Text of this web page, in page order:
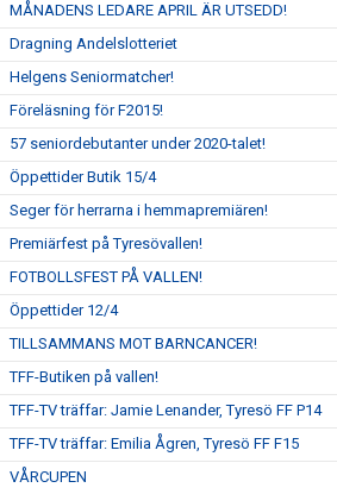
MÅNADENS LEDARE APRIL ÄR UTSEDD!
Dragning Andelslotteriet
Helgens Seniormatcher!
Föreläsning för F2015!
57 seniordebutanter under 2020-talet!
Öppettider Butik 15/4
Seger för herrarna i hemmapremiären!
Premiärfest på Tyresövallen!
FOTBOLLSFEST PÅ VALLEN!
Öppettider 12/4
TILLSAMMANS MOT BARNCANCER!
TFF-Butiken på vallen!
TFF-TV träffar: Jamie Lenander, Tyresö FF P14
TFF-TV träffar: Emilia Ågren, Tyresö FF F15
VÅRCUPEN